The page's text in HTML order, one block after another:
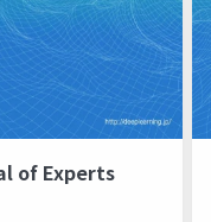
of Experts